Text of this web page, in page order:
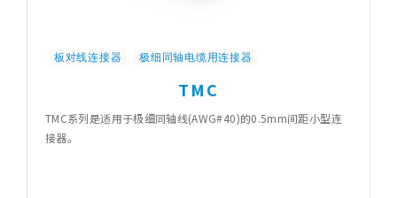
板对线连接器 极细同轴电缆用连接器
TMC
TMC系列是适用于极细同轴线(AWG#40)的0.5mm间距小型连
接器。